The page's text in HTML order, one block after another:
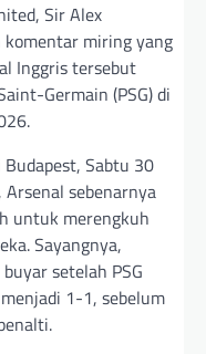
Sir Alex
komentar miring yang
Inggris tersebut
Germain (PSG) di
Sabtu 30
sebenarnya
untuk merengkuh
Sayangnya,
setelah PSG
1-1, sebelum